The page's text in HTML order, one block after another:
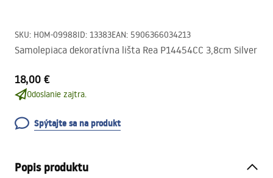
SKU: HOM-09988ID: 13383EAN: 5906366034213
Samolepiaca dekoratívna lišta Rea P14454CC 3,8cm Silver
18,00 €
Odoslanie zajtra.
Spýtajte sa na produkt
Popis produktu